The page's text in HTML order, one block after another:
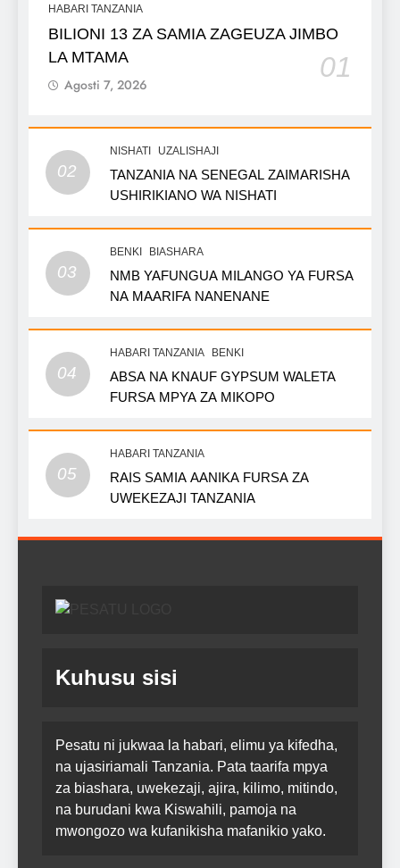
HABARI TANZANIA
BILIONI 13 ZA SAMIA ZAGEUZA JIMBO
LA MTAMA
01
Agosti 7, 2026
02
NISHATI UZALISHAJI
TANZANIA NA SENEGAL ZAIMARISHA
USHIRIKIANO WA NISHATI
03
BENKI BIASHARA
NMB YAFUNGUA MILANGO YA FURSA
NA MAARIFA NANENANE
04
HABARI TANZANIA BENKI
ABSA NA KNAUF GYPSUM WALETA
FURSA MPYA ZA MIKOPO
05
HABARI TANZANIA
RAIS SAMIA AANIKA FURSA ZA
UWEKEZAJI TANZANIA
Kuhusu sisi
Pesatu ni jukwaa la habari, elimu ya kifedha,
na ujasiriamali Tanzania. Pata taarifa mpya
za biashara, uwekezaji, ajira, kilimo, mitindo,
na burudani kwa Kiswahili, pamoja na
mwongozo wa kufanikisha mafanikio yako.